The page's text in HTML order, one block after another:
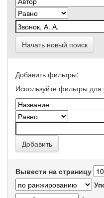
Начать новый поиск
Добавить фильтры:
Используйте фильтры для
Вывести на страницу